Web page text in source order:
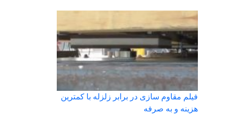
فیلم مقاوم سازی در برابر زلزله با کمترین
هزینه و به صرفه